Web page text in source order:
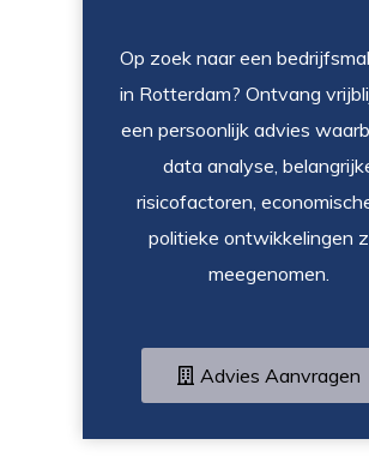
Op zoek naar een
in Rotterdam? Ontvang
een persoonlijk advies
data analyse,
risicofactoren,
politieke ontwikkelingen
meegenomen.
Advies Aanvragen